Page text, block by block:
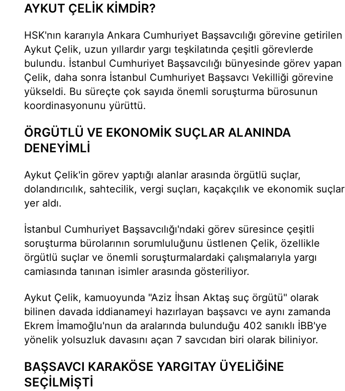
AYKUT ÇELİK KİMDİR?
HSK'nın kararıyla Ankara Cumhuriyet Başsavcılığı görevine getirilen
Aykut Çelik, uzun yıllardır yargı teşkilatında çeşitli görevlerde
bulundu. İstanbul Cumhuriyet Başsavcılığı bünyesinde görev yapan
Çelik, daha sonra İstanbul Cumhuriyet Başsavcı Vekilliği görevine
yükseldi. Bu süreçte çok sayıda önemli soruşturma bürosunun
koordinasyonunu yürüttü.
ÖRGÜTLÜ VE EKONOMİK SUÇLAR ALANINDA
DENEYİMLİ
Aykut Çelik'in görev yaptığı alanlar arasında örgütlü suçlar,
dolandırıcılık, sahtecilik, vergi suçları, kaçakçılık ve ekonomik suçlar
yer aldı.
İstanbul Cumhuriyet Başsavcılığı'ndaki görev süresince çeşitli
soruşturma bürolarının sorumluluğunu üstlenen Çelik, özellikle
örgütlü suçlar ve önemli soruşturmalardaki çalışmalarıyla yargı
camiasında tanınan isimler arasında gösteriliyor.
Aykut Çelik, kamuoyunda "Aziz İhsan Aktaş suç örgütü" olarak
bilinen davada iddianameyi hazırlayan başsavcı ve aynı zamanda
Ekrem İmamoğlu'nun da aralarında bulunduğu 402 sanıklı İBB'ye
yönelik yolsuzluk davasını açan 7 savcıdan biri olarak biliniyor.
BAŞSAVCI KARAKÖSE YARGITAY ÜYELİĞİNE
SEÇİLMİŞTİ